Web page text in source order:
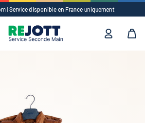
| Service disponible en France uniquement